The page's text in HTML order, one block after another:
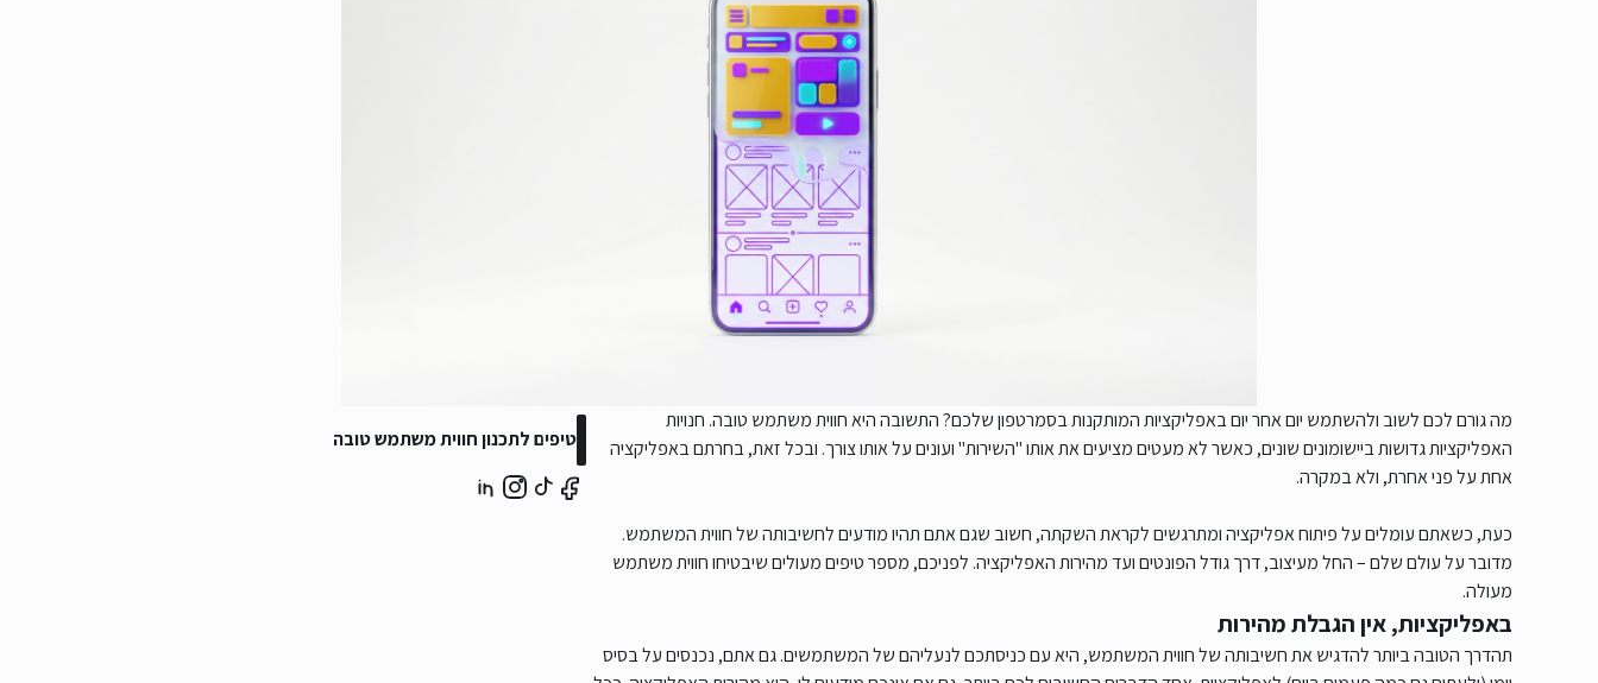
טיפים לתכנון חווית משתמש טובה
מה גורם לכם לשוב ולהשתמש יום אחר יום באפליקציות המותקנות בסמרטפון שלכם? התשובה היא חווית משתמש טובה. חנויות
האפליקציות גדושות ביישומונים שונים, כאשר לא מעטים מציעים את אותו "השירות" ועונים על אותו צורך. ובכל זאת, בחרתם באפליקציה
אחת על פני אחרת, ולא במקרה.
כעת, כשאתם עומלים על פיתוח אפליקציה ומתרגשים לקראת השקתה, חשוב שגם אתם תהיו מודעים לחשיבותה של חווית המשתמש.
מדובר על עולם שלם – החל מעיצוב, דרך גודל הפונטים ועד מהירות האפליקציה. לפניכם, מספר טיפים מעולים שיבטיחו חווית משתמש
מעולה.
באפליקציות, אין הגבלת מהירות
תהדרך הטובה ביותר להדגיש את חשיבותה של חווית המשתמש, היא עם כניסתכם לנעליהם של המשתמשים. גם אתם, נכנסים על בסיס